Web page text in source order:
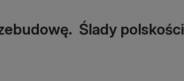
Ślady polskości